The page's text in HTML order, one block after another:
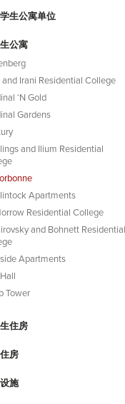
生公寓单位
公寓
and Irani Residential College
‘N Gold
Gardens
and Ilium Residential
Apartments
Residential College
and Bohnett Residential
Apartments
Tower
住房
房
施